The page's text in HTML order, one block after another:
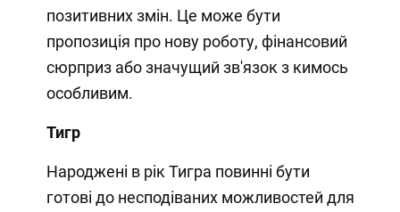
позитивних змін. Це може бути
пропозиція про нову роботу, фінансовий
сюрприз або значущий зв'язок з кимось
особливим.
Тигр
Народжені в рік Тигра повинні бути
готові до несподіваних можливостей для